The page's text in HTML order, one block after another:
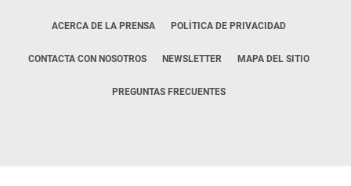
ACERCA DE LA PRENSA POLÍTICA DE PRIVACIDAD
CONTACTA CON NOSOTROS NEWSLETTER MAPA DEL SITIO
PREGUNTAS FRECUENTES